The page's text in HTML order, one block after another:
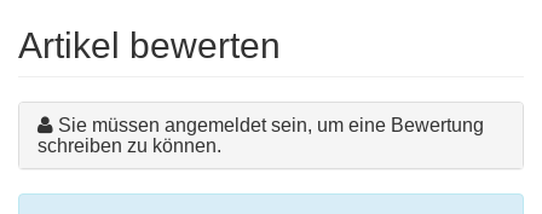
Artikel bewerten
Sie müssen angemeldet sein, um eine Bewertung
schreiben zu können.